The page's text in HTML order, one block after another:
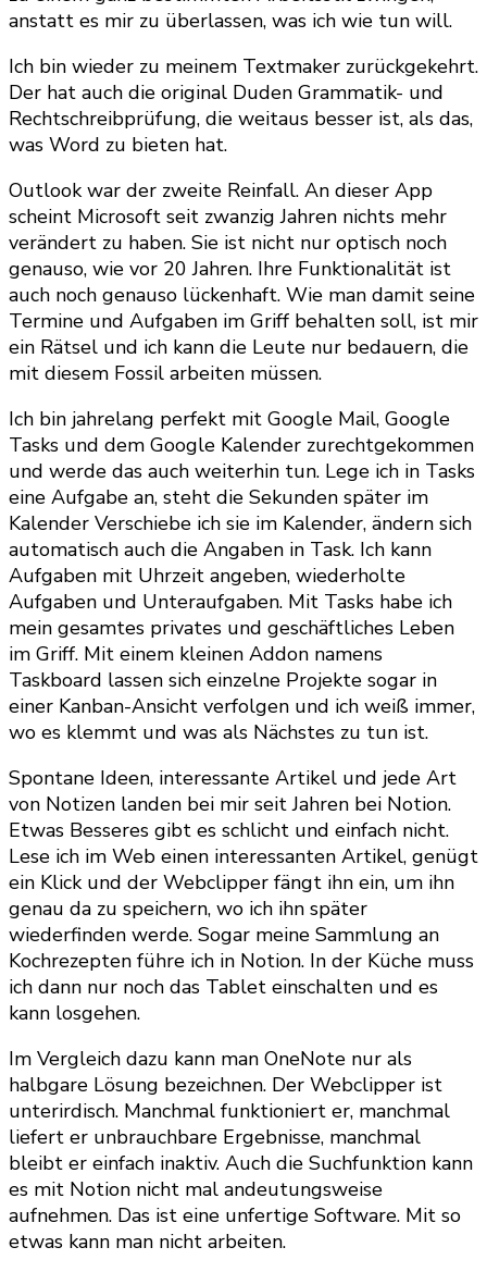
anstatt es mir zu überlassen, was ich wie tun will.
Ich bin wieder zu meinem Textmaker zurückgekehrt.
Der hat auch die original Duden Grammatik- und
Rechtschreibprüfung, die weitaus besser ist, als das,
was Word zu bieten hat.
Outlook war der zweite Reinfall. An dieser App
scheint Microsoft seit zwanzig Jahren nichts mehr
verändert zu haben. Sie ist nicht nur optisch noch
genauso, wie vor 20 Jahren. Ihre Funktionalität ist
auch noch genauso lückenhaft. Wie man damit seine
Termine und Aufgaben im Griff behalten soll, ist mir
ein Rätsel und ich kann die Leute nur bedauern, die
mit diesem Fossil arbeiten müssen.
Ich bin jahrelang perfekt mit Google Mail, Google
Tasks und dem Google Kalender zurechtgekommen
und werde das auch weiterhin tun. Lege ich in Tasks
eine Aufgabe an, steht die Sekunden später im
Kalender Verschiebe ich sie im Kalender, ändern sich
automatisch auch die Angaben in Task. Ich kann
Aufgaben mit Uhrzeit angeben, wiederholte
Aufgaben und Unteraufgaben. Mit Tasks habe ich
mein gesamtes privates und geschäftliches Leben
im Griff. Mit einem kleinen Addon namens
Taskboard lassen sich einzelne Projekte sogar in
einer Kanban-Ansicht verfolgen und ich weiß immer,
wo es klemmt und was als Nächstes zu tun ist.
Spontane Ideen, interessante Artikel und jede Art
von Notizen landen bei mir seit Jahren bei Notion.
Etwas Besseres gibt es schlicht und einfach nicht.
Lese ich im Web einen interessanten Artikel, genügt
ein Klick und der Webclipper fängt ihn ein, um ihn
genau da zu speichern, wo ich ihn später
wiederfinden werde. Sogar meine Sammlung an
Kochrezepten führe ich in Notion. In der Küche muss
ich dann nur noch das Tablet einschalten und es
kann losgehen.
Im Vergleich dazu kann man OneNote nur als
halbgare Lösung bezeichnen. Der Webclipper ist
unterirdisch. Manchmal funktioniert er, manchmal
liefert er unbrauchbare Ergebnisse, manchmal
bleibt er einfach inaktiv. Auch die Suchfunktion kann
es mit Notion nicht mal andeutungsweise
aufnehmen. Das ist eine unfertige Software. Mit so
etwas kann man nicht arbeiten.